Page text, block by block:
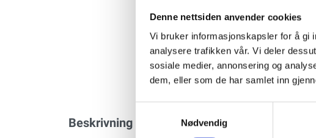
Denne nettsiden anvender cookies
Vi bruker informasjonskapsler for å gi
analysere trafikken vår. Vi deler
sosiale medier, annonsering og
dem, eller som de har samlet inn
Nødvendig
Beskrivning Specifikation